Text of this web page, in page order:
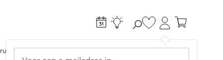
Je hebt 0 items op
Toebehoren